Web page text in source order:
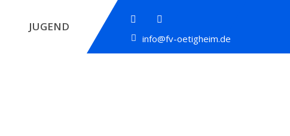
info@fv-oetigheim.de
JUGEND